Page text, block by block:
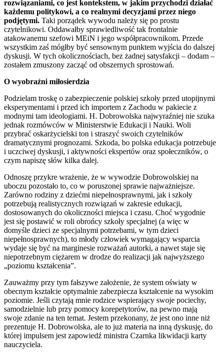
rozwiązaniami, co jest kontekstem, w jakim przychodzi działać
każdemu politykowi, a co realnymi decyzjami przez niego
podjętymi. Taki porządek wywodu należy się po prostu
czytelnikowi. Oddawałby sprawiedliwość tak frontalnie
atakowanemu szefowi MEiN i jego współpracownikom. Przede
wszystkim zaś mógłby być sensownym punktem wyjścia do dalszej
dyskusji. W tych okolicznościach, bez żadnej satysfakcji – dodam –
zostałem zmuszony zacząć od obszernych sprostowań.
O wyobraźni miłosierdzia
Podzielam troskę o zabezpieczenie polskiej szkoły przed utopijnymi
eksperymentami i przed ich importem z Zachodu w pakiecie z
modnymi tam ideologiami. H. Dobrowolska najwyraźniej nie szuka
jednak rozmówców w Ministerstwie Edukacji i Nauki. Woli
przybrać oskarżycielski ton i straszyć swoich czytelników
dramatycznymi prognozami. Szkoda, bo polska edukacja potrzebuje
i uczciwej dyskusji, i aktywności ekspertów oraz społeczników, o
czym napiszę słów kilka dalej.
Odnoszę przykre wrażenie, że w wywodzie Dobrowolskiej na
uboczu pozostało to, co w poruszonej sprawie najważniejsze.
Zarówno rodziny z dziećmi niepełnosprawnymi, jak i szkoły
potrzebują realistycznych rozwiązań w zakresie edukacji,
dostosowanych do okoliczności miejsca i czasu. Choć wygodnie
jest się postawić w roli obrońcy szkoły specjalnej (a więc w
domyśle dzieci ze specjalnymi potrzebami, w tym dzieci
niepełnosprawnych), to młody człowiek wymagający wsparcia
wydaje się być na marginesie rozważań autorki, a nawet staje się
niepotrzebnym ciężarem w drodze do realizacji jak najwyższego
„poziomu kształcenia”.
Zauważmy przy tym fałszywe założenie, że system oświaty w
obecnym kształcie optymalnie zabezpiecza kształcenie na wysokim
poziomie. Jeśli czytają mnie rodzice wspierający swoje pociechy,
samodzielnie lub przy pomocy korepetytorów, na pewno mają
swoje zdanie na ten temat. Jestem przekonany, że jest ono inne niż
prezentuje H. Dobrowolska, ale to już materia na inną dyskusję, do
której impulsem jest zapowiedź ministra Czarnka likwidacji karty
nauczyciela.